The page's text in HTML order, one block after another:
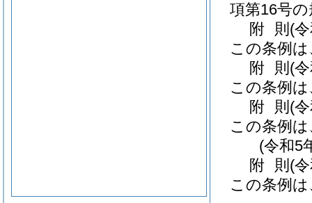
項第16号
附 則 (
この条例
附 則 (
この条例
附 則 (
この条例
(令和5
附 則 (
この条例